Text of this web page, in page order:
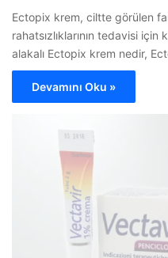
Ectopix krem, ciltte görülen
rahatsızlıklarının tedavisi
alakalı Ectopix krem nedir,
Devamını Oku »